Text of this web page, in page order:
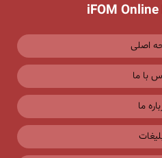
iFOM
اصلی
با ما
ما